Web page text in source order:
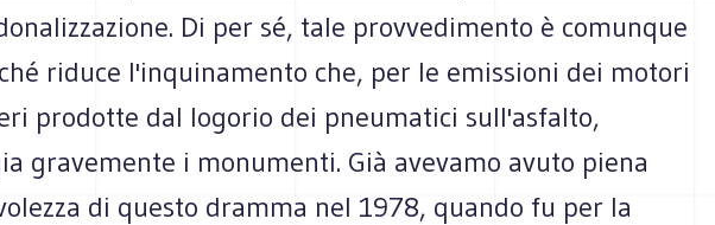
Di per sé, tale provvedimento è comunque
riduce l'inquinamento che, per le emissioni dei motori
prodotte dal logorio dei pneumatici sull'asfalto,
gravemente i monumenti. Già avevamo avuto piena
di questo dramma nel 1978, quando fu per la